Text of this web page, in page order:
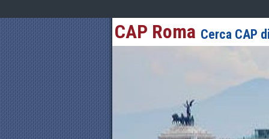
CAP Roma Cerca CAP